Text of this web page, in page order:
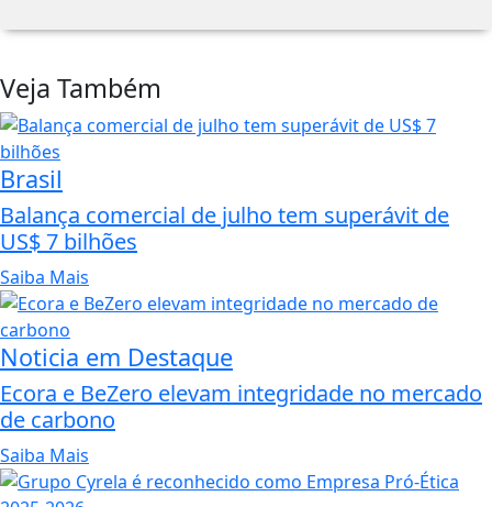
Veja Também
Brasil
Balança comercial de julho tem superávit de
US$ 7 bilhões
Saiba Mais
Noticia em Destaque
Ecora e BeZero elevam integridade no mercado
de carbono
Saiba Mais